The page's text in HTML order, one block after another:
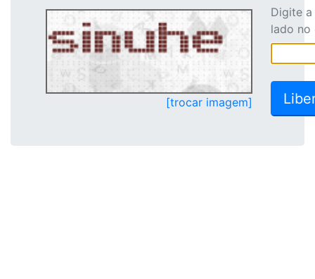
[trocar imagem]
Digite
lado no